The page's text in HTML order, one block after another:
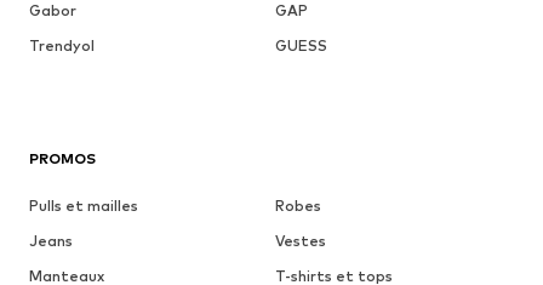
Gabor
GAP
Trendyol
GUESS
PROMOS
Pulls et mailles
Robes
Jeans
Vestes
Manteaux
T-shirts et tops